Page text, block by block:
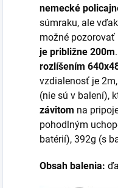
nemecké
súmraku, ale
možné pozorovať
je približne 200m
rozlíšením
vzdialenosť je 2m,
(nie sú v balení),
závitom na
pohodlným
batérií), 392g (s
Obsah balenia: